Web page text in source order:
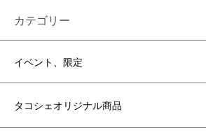
カテゴリー
イベント、限定
タコシェオリジナル商品